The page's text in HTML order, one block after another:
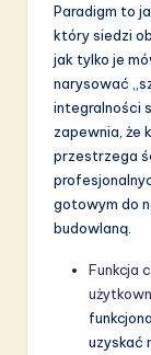
Paradigm to
który siedzi
jak tylko je
narysować
integralności
zapewnia, że
przestrzega
gotowym do
budowlaną.
Funkcja
uzyskać